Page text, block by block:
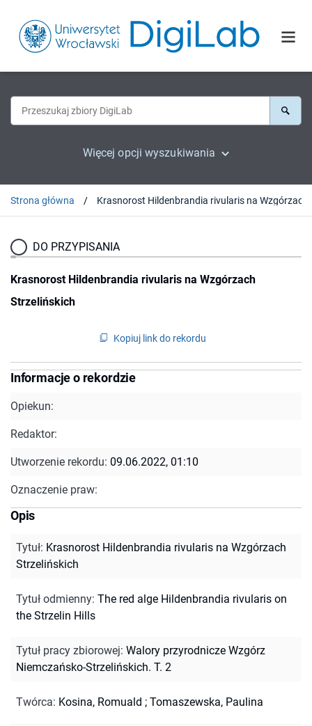
Więcej opcji wyszukiwania
Strona główna
DO PRZYPISANIA
Krasnorost Hildenbrandia rivularis na Wzgórzach
Strzelińskich
Kopiuj link do rekordu
Informacje o rekordzie
Opiekun:
Redaktor:
Utworzenie rekordu: 09.06.2022, 01:10
Oznaczenie praw:
Opis
Tytuł: Krasnorost Hildenbrandia rivularis na Wzgórzach
Strzelińskich
Tytuł odmienny: The red alge Hildenbrandia rivularis on
the Strzelin Hills
Tytuł pracy zbiorowej: Walory przyrodnicze Wzgórz
Niemczańsko-Strzelińskich. T. 2
Twórca: Kosina, Romuald ; Tomaszewska, Paulina